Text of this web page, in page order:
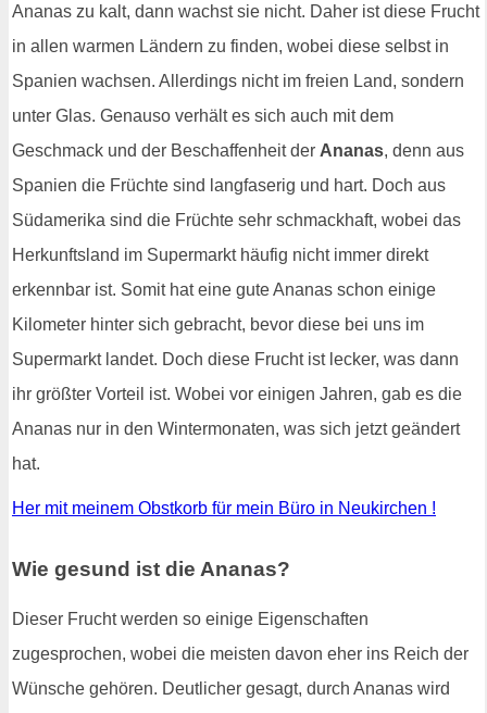
Ananas zu kalt, dann wachst sie nicht. Daher ist diese Frucht
in allen warmen Ländern zu finden, wobei diese selbst in
Spanien wachsen. Allerdings nicht im freien Land, sondern
unter Glas. Genauso verhält es sich auch mit dem
Geschmack und der Beschaffenheit der Ananas, denn aus
Spanien die Früchte sind langfaserig und hart. Doch aus
Südamerika sind die Früchte sehr schmackhaft, wobei das
Herkunftsland im Supermarkt häufig nicht immer direkt
erkennbar ist. Somit hat eine gute Ananas schon einige
Kilometer hinter sich gebracht, bevor diese bei uns im
Supermarkt landet. Doch diese Frucht ist lecker, was dann
ihr größter Vorteil ist. Wobei vor einigen Jahren, gab es die
Ananas nur in den Wintermonaten, was sich jetzt geändert
hat.
Her mit meinem Obstkorb für mein Büro in Neukirchen !
Wie gesund ist die Ananas?
Dieser Frucht werden so einige Eigenschaften
zugesprochen, wobei die meisten davon eher ins Reich der
Wünsche gehören. Deutlicher gesagt, durch Ananas wird